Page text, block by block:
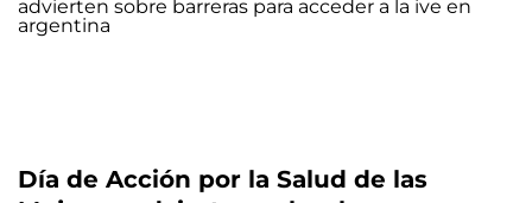
Día de Acción por la Salud de las